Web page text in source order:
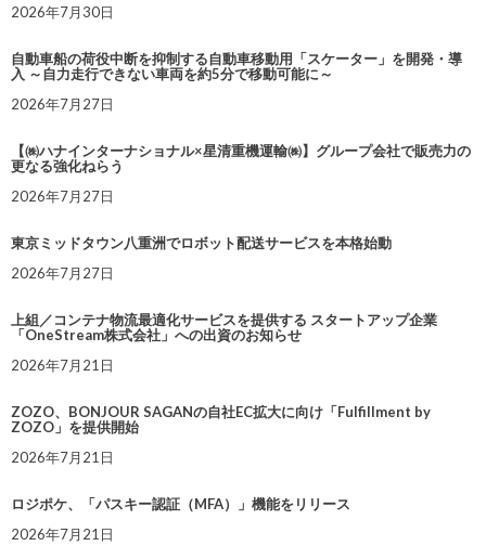
2026年7月30日
自動車船の荷役中断を抑制する自動車移動用「スケーター」を開発・導
入 ～自力走行できない車両を約5分で移動可能に～
2026年7月27日
【㈱ハナインターナショナル×星清重機運輸㈱】グループ会社で販売力の
更なる強化ねらう
2026年7月27日
東京ミッドタウン八重洲でロボット配送サービスを本格始動
2026年7月27日
上組／コンテナ物流最適化サービスを提供する スタートアップ企業
「OneStream株式会社」への出資のお知らせ
2026年7月21日
ZOZO、BONJOUR SAGANの自社EC拡大に向け「Fulfillment by
ZOZO」を提供開始
2026年7月21日
ロジポケ、「パスキー認証（MFA）」機能をリリース
2026年7月21日